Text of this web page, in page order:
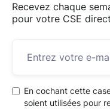
Recevez chaque
pour votre CSE
En cochant cette
soient utilisées pour